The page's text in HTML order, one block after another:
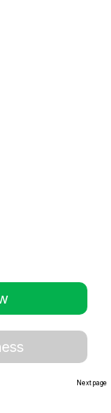
Next page